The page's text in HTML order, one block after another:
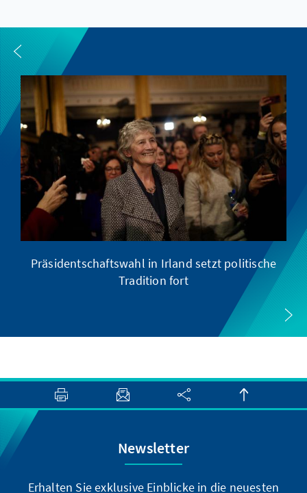
Präsidentschaftswahl in Irland setzt politische
Tradition fort
Newsletter
Erhalten Sie exklusive Einblicke in die neuesten